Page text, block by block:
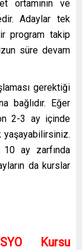
ortamının ve
Adaylar tek
program takip
süre devam
gerektiği
bağlıdır. Eğer
2-3 ay içinde
yaşayabilirsiniz.
ay zarfında
da kurslar
Kursu